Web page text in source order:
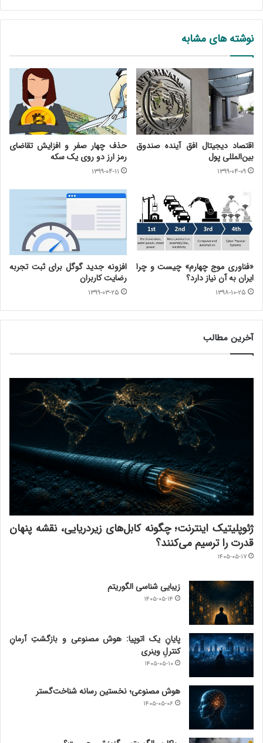
نوشته های مشابه
اقتصاد دیجیتال افق آینده صندوق
بین‌المللی پول
۱۳۹۹-۰۴-۰۹
حذف چهار صفر و افزایش تقاضای
رمز ارز دو روی یک سکه
۱۳۹۹-۰۴-۱۱
«فناوری موج چهارم» چیست و چرا
ایران به آن نیاز دارد؟
۱۳۹۸-۱۰-۲۵
افزونه جدید گوگل برای ثبت تجربه
رضایت کاربران
۱۳۹۹-۰۳-۲۵
آخرین مطالب
ژئوپلیتیک اینترنت؛ چگونه کابل‌های زیردریایی، نقشه پنهان
قدرت را ترسیم می‌کنند؟
۱۴۰۵-۰۵-۱۷
زیبایی شناسی الگوریتم
۱۴۰۵-۰۵-۱۴
پایانِ یک اتوپیا: هوش مصنوعی و بازگشتِ آرمانِ
کنترلِ وینری
۱۴۰۵-۰۵-۱۰
هوش مصنوعی؛ نخستین رسانه شناخت‌گستر
۱۴۰۵-۰۵-۰۶